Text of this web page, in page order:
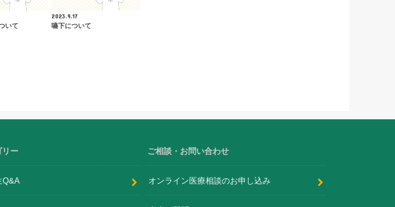
いて
2023.9.17
嚥下について
リー
Q&A
ご相談・お問い合わせ
オンライン医療相談のお申し込み